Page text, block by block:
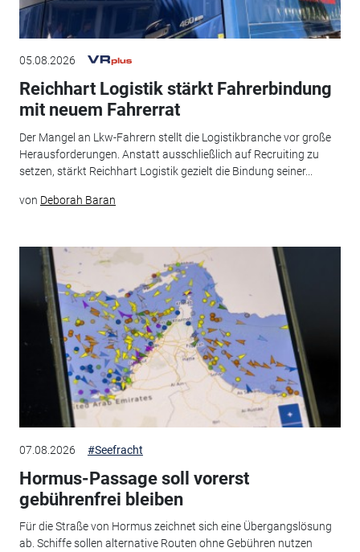
05.08.2026
Reichhart Logistik stärkt Fahrerbindung
mit neuem Fahrerrat
Der Mangel an Lkw-Fahrern stellt die Logistikbranche vor große
Herausforderungen. Anstatt ausschließlich auf Recruiting zu
setzen, stärkt Reichhart Logistik gezielt die Bindung seiner...
von Deborah Baran
07.08.2026 #Seefracht
Hormus-Passage soll vorerst
gebührenfrei bleiben
Für die Straße von Hormus zeichnet sich eine Übergangslösung
ab. Schiffe sollen alternative Routen ohne Gebühren nutzen